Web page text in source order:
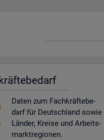
Daten zum Fach­kräf­te­be­
darf für Deutsch­land sowie
Län­der, Krei­se und Ar­beits­
markt­re­gio­nen.